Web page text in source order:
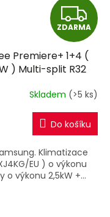
Z
D
A
R
M
A
ZDARMA
Premiere+ 1+4 (
) Multi-split R32
Skladem (>5 ks)
Do košíku
Klimatizace
EU ) o výkonu
výkonu 2,5kW +...